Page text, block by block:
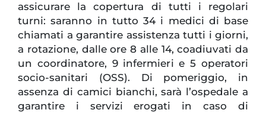
assicurare la copertura di tutti i regolari
turni: saranno in tutto 34 i medici di base
chiamati a garantire assistenza tutti i giorni,
a rotazione, dalle ore 8 alle 14, coadiuvati da
un coordinatore, 9 infermieri e 5 operatori
socio-sanitari (OSS). Di pomeriggio, in
assenza di camici bianchi, sarà l’ospedale a
garantire i servizi erogati in caso di